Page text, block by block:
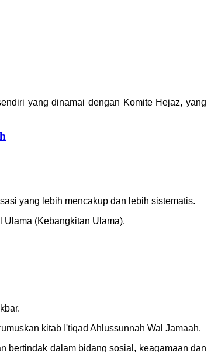
yang dinamai dengan Komite Hejaz, yang
yang lebih mencakup dan lebih sistematis.
Ulama (Kebangkitan Ulama).
kitab I'tiqad Ahlussunnah Wal Jamaah.
bertindak dalam bidang sosial, keagamaan dan